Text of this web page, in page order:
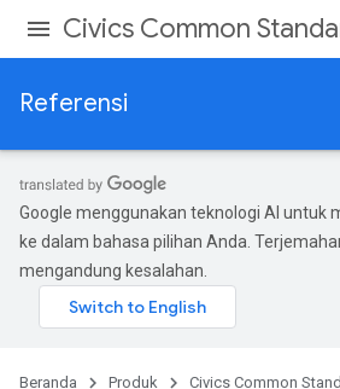
Referensi
Google menggunakan teknologi AI untuk
ke dalam bahasa pilihan Anda.
mengandung kesalahan.
Beranda Produk
Civics Common